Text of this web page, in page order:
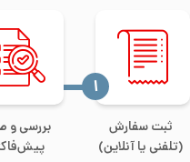
ثبت سفارش
(تلفنی یا آنلاین)
‍۱
بررسی و